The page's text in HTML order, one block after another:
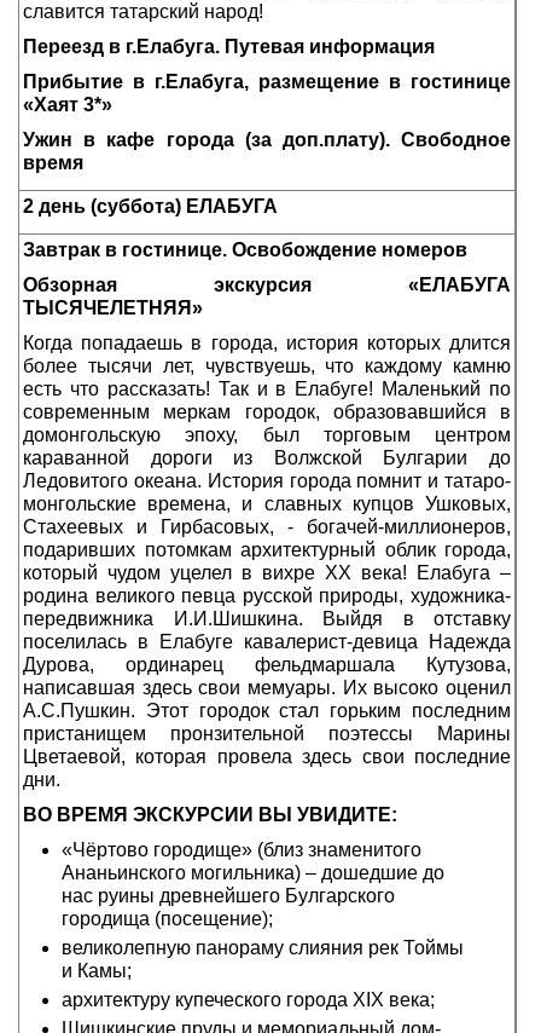
славится татарский народ!
Переезд в г.Елабуга. Путевая информация
Прибытие в г.Елабуга, размещение в гостинице
«Хаят 3*»
Ужин в кафе города (за доп.плату). Свободное
время
2 день (суббота) ЕЛАБУГА
Завтрак в гостинице. Освобождение номеров
Обзорная экскурсия «ЕЛАБУГА
ТЫСЯЧЕЛЕТНЯЯ»
Когда попадаешь в города, история которых длится
более тысячи лет, чувствуешь, что каждому камню
есть что рассказать! Так и в Елабуге! Маленький по
современным меркам городок, образовавшийся в
домонгольскую эпоху, был торговым центром
караванной дороги из Волжской Булгарии до
Ледовитого океана. История города помнит и татаро-
монгольские времена, и славных купцов Ушковых,
Стахеевых и Гирбасовых, - богачей-миллионеров,
подаривших потомкам архитектурный облик города,
который чудом уцелел в вихре XX века! Елабуга –
родина великого певца русской природы, художника-
передвижника И.И.Шишкина. Выйдя в отставку
поселилась в Елабуге кавалерист-девица Надежда
Дурова, ординарец фельдмаршала Кутузова,
написавшая здесь свои мемуары. Их высоко оценил
А.С.Пушкин. Этот городок стал горьким последним
пристанищем пронзительной поэтессы Марины
Цветаевой, которая провела здесь свои последние
дни.
ВО ВРЕМЯ ЭКСКУРСИИ ВЫ УВИДИТЕ:
«Чёртово городище» (близ знаменитого
Ананьинского могильника) – дошедшие до
нас руины древнейшего Булгарского
городища (посещение);
великолепную панораму слияния рек Тоймы
и Камы;
архитектуру купеческого города XIX века;
Шишкинские пруды и мемориальный дом-